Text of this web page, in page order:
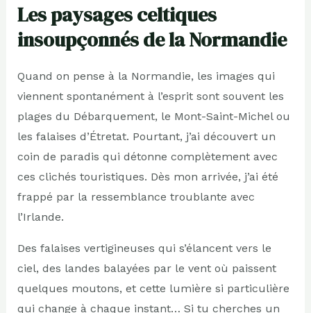
Les paysages celtiques
insoupçonnés de la Normandie
Quand on pense à la Normandie, les images qui
viennent spontanément à l’esprit sont souvent les
plages du Débarquement, le Mont-Saint-Michel ou
les falaises d’Étretat. Pourtant, j’ai découvert un
coin de paradis qui détonne complètement avec
ces clichés touristiques. Dès mon arrivée, j’ai été
frappé par la ressemblance troublante avec
l’Irlande.
Des falaises vertigineuses qui s’élancent vers le
ciel, des landes balayées par le vent où paissent
quelques moutons, et cette lumière si particulière
qui change à chaque instant… Si tu cherches un